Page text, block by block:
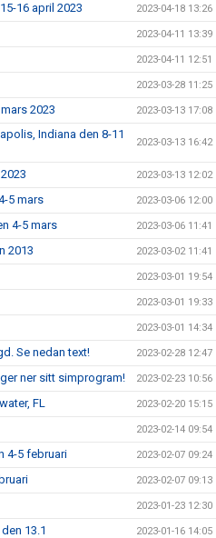
16 april 2023 2023-04-18 13:26
2023-04-11 13:39
2023-04-11 12:51
2023-03-28 11:25
2023 2023-03-13 17:08
Indiana den 8-11
2023-03-13 16:42
2023-03-13 12:02
5 mars 2023-03-06 12:00
4-5 mars 2023-03-06 11:41
2013 2023-03-02 11:41
2023-03-01 19:54
2023-03-01 19:33
2023-03-01 14:34
Se nedan text! 2023-02-28 12:47
ner sitt simprogram! 2023-02-23 10:56
FL 2023-02-20 15:15
2023-02-14 09:54
4-5 februari 2023-02-07 09:24
2023-02-07 09:13
2023-01-23 12:30
13.1 2023-01-16 14:05